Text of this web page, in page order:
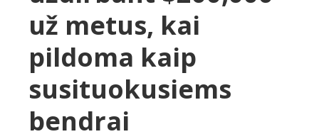
už metus, kai
pildoma kaip
susituokusiems
bendrai